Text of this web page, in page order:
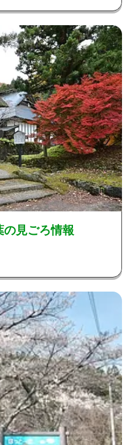
見ごろ情報